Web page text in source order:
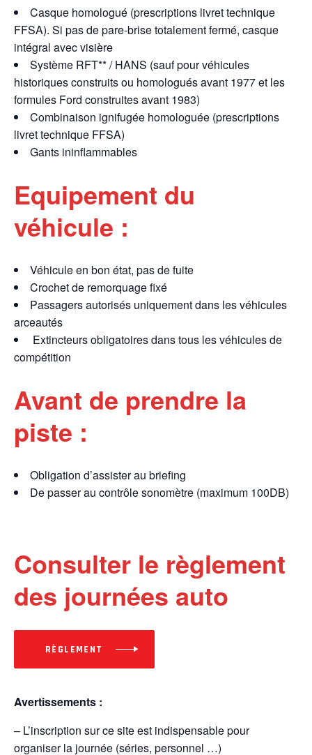
Casque homologué (prescriptions livret technique
FFSA). Si pas de pare-brise totalement fermé, casque
intégral avec visière
Système RFT** / HANS (sauf pour véhicules
historiques construits ou homologués avant 1977 et les
formules Ford construites avant 1983)
Combinaison ignifugée homologuée (prescriptions
livret technique FFSA)
Gants ininflammables
Equipement du
véhicule :
Véhicule en bon état, pas de fuite
Crochet de remorquage fixé
Passagers autorisés uniquement dans les véhicules
arceautés
Extincteurs obligatoires dans tous les véhicules de
compétition
Avant de prendre la
piste :
Obligation d’assister au briefing
De passer au contrôle sonomètre (maximum 100DB)
Consulter le règlement
des journées auto
RÈGLEMENT
Avertissements :
– L’inscription sur ce site est indispensable pour
organiser la journée (séries, personnel …)